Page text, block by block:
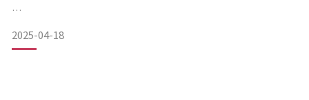
人在經歷重大事件（如手術、生病）後，會感受到「我不再是
原來的我」。
分鐘，只能對頭皮發生作用，很難對毛囊產生實質作用。
2025-04-18